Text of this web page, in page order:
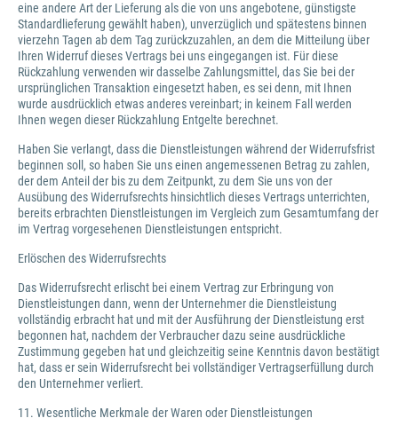
eine andere Art der Lieferung als die von uns angebotene, günstigste
Standardlieferung gewählt haben), unverzüglich und spätestens binnen
vierzehn Tagen ab dem Tag zurückzuzahlen, an dem die Mitteilung über
Ihren Widerruf dieses Vertrags bei uns eingegangen ist. Für diese
Rückzahlung verwenden wir dasselbe Zahlungsmittel, das Sie bei der
ursprünglichen Transaktion eingesetzt haben, es sei denn, mit Ihnen
wurde ausdrücklich etwas anderes vereinbart; in keinem Fall werden
Ihnen wegen dieser Rückzahlung Entgelte berechnet.
Haben Sie verlangt, dass die Dienstleistungen während der Widerrufsfrist
beginnen soll, so haben Sie uns einen angemessenen Betrag zu zahlen,
der dem Anteil der bis zu dem Zeitpunkt, zu dem Sie uns von der
Ausübung des Widerrufsrechts hinsichtlich dieses Vertrags unterrichten,
bereits erbrachten Dienstleistungen im Vergleich zum Gesamtumfang der
im Vertrag vorgesehenen Dienstleistungen entspricht.
Erlöschen des Widerrufsrechts
Das Widerrufsrecht erlischt bei einem Vertrag zur Erbringung von
Dienstleistungen dann, wenn der Unternehmer die Dienstleistung
vollständig erbracht hat und mit der Ausführung der Dienstleistung erst
begonnen hat, nachdem der Verbraucher dazu seine ausdrückliche
Zustimmung gegeben hat und gleichzeitig seine Kenntnis davon bestätigt
hat, dass er sein Widerrufsrecht bei vollständiger Vertragserfüllung durch
den Unternehmer verliert.
11. Wesentliche Merkmale der Waren oder Dienstleistungen